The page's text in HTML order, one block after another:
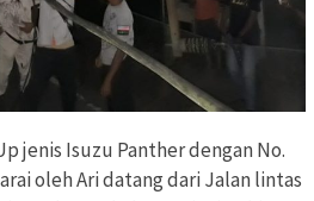
jenis Isuzu Panther dengan No.
oleh Ari datang dari Jalan lintas